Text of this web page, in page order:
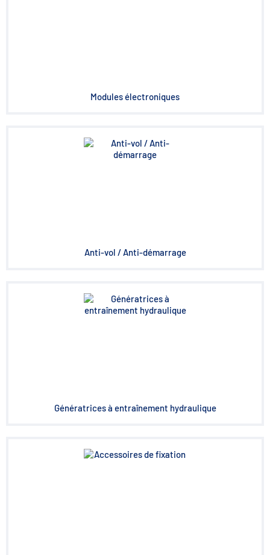
Modules électroniques
Anti-vol / Anti-démarrage
Génératrices à entraînement hydraulique